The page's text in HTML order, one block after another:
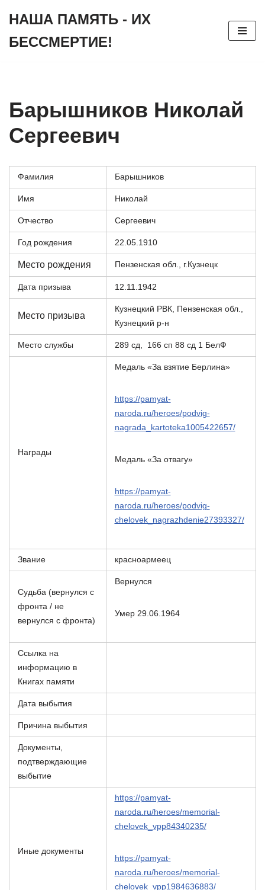
к
НАША ПАМЯТЬ - ИХ
БЕССМЕРТИЕ!
Барышников Николай
Сергеевич
Фамилия Барышников
Имя Николай
Отчество Сергеевич
Год рождения 22.05.1910
Место рождения Пензенская обл., г.Кузнецк
Дата призыва 12.11.1942
Место призыва
Кузнецкий РВК, Пензенская обл.,
Кузнецкий р-н
Место службы 289 сд, 166 сп 88 сд 1 БелФ
Награды
Медаль «За взятие Берлина»
https://pamyat-
naroda.ru/heroes/podvig-
nagrada_kartoteka1005422657/
Медаль «За отвагу»
https://pamyat-
naroda.ru/heroes/podvig-
chelovek_nagrazhdenie27393327/
Звание красноармеец
Судьба (вернулся с
фронта / не
вернулся с фронта)
Вернулся
Умер 29.06.1964
Ссылка на
информацию в
Книгах памяти
Дата выбытия
Причина выбытия
Документы,
подтверждающие
выбытие
Иные документы
https://pamyat-
naroda.ru/heroes/memorial-
chelovek_vpp84340235/
https://pamyat-
naroda.ru/heroes/memorial-
chelovek_vpp1984636883/